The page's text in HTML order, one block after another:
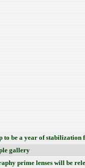
to be a year of
gallery
prime lenses will be